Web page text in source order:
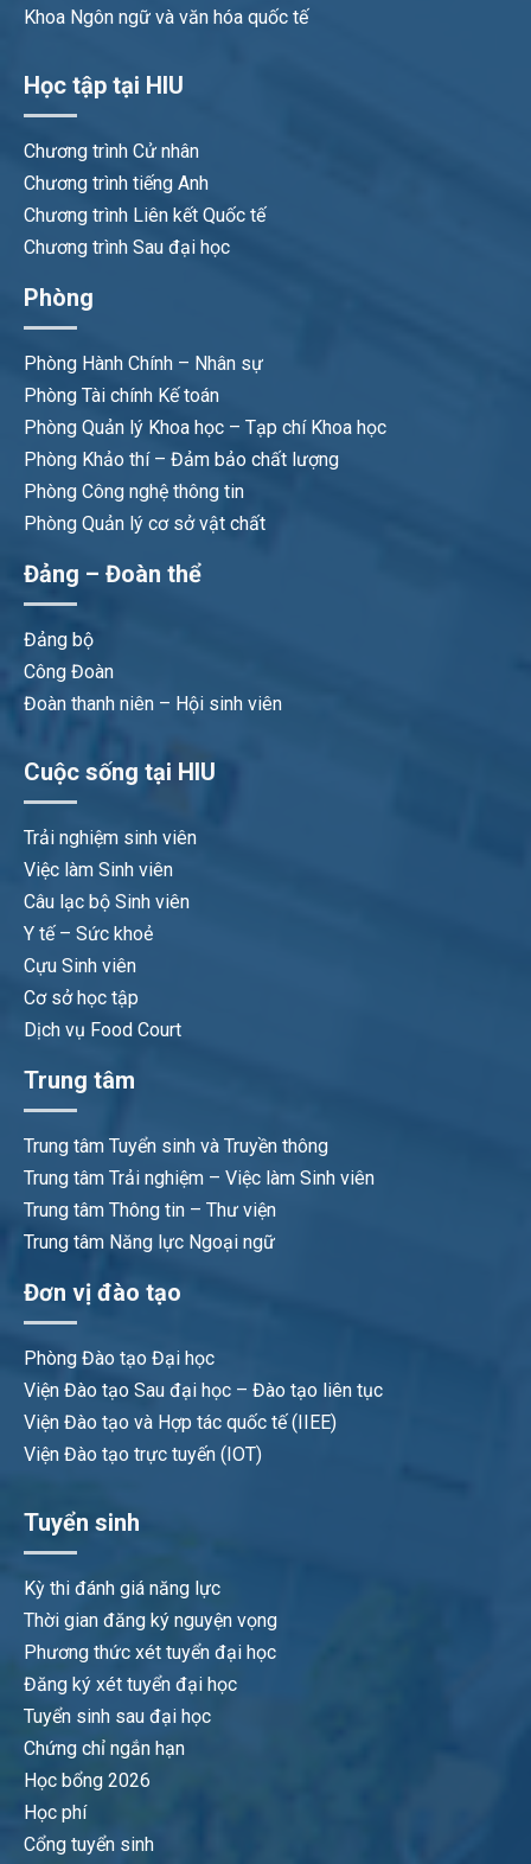
Khoa Ngôn ngữ và văn hóa quốc tế
Học tập tại HIU
Chương trình Cử nhân
Chương trình tiếng Anh
Chương trình Liên kết Quốc tế
Chương trình Sau đại học
Phòng
Phòng Hành Chính – Nhân sự
Phòng Tài chính Kế toán
Phòng Quản lý Khoa học – Tạp chí Khoa học
Phòng Khảo thí – Đảm bảo chất lượng
Phòng Công nghệ thông tin
Phòng Quản lý cơ sở vật chất
Đảng – Đoàn thể
Đảng bộ
Công Đoàn
Đoàn thanh niên – Hội sinh viên
Cuộc sống tại HIU
Trải nghiệm sinh viên
Việc làm Sinh viên
Câu lạc bộ Sinh viên
Y tế – Sức khoẻ
Cựu Sinh viên
Cơ sở học tập
Dịch vụ Food Court
Trung tâm
Trung tâm Tuyển sinh và Truyền thông
Trung tâm Trải nghiệm – Việc làm Sinh viên
Trung tâm Thông tin – Thư viện
Trung tâm Năng lực Ngoại ngữ
Đơn vị đào tạo
Phòng Đào tạo Đại học
Viện Đào tạo Sau đại học – Đào tạo liên tục
Viện Đào tạo và Hợp tác quốc tế (IIEE)
Viện Đào tạo trực tuyến (IOT)
Tuyển sinh
Kỳ thi đánh giá năng lực
Thời gian đăng ký nguyện vọng
Phương thức xét tuyển đại học
Đăng ký xét tuyển đại học
Tuyển sinh sau đại học
Chứng chỉ ngắn hạn
Học bổng 2026
Học phí
Cổng tuyển sinh